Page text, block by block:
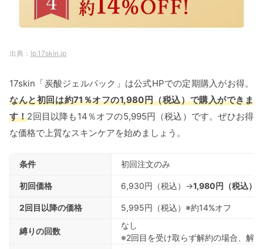
lp.17skin.jp
17skin「炭酸ジェルパック」は公式HPでの定期購入がお得。
なんと初回は約71％オフの1,980円（税込）で購入ができま
す！2回目以降も14％オフの5,995円（税込）です。ぜひお得
な価格で上質なスキンケアを始めましょう。
条件 初回注文のみ
初回価格 6,930円（税込）→1,980円（税込）
2回目以降の価格 5,995円（税込）※約14%オフ
縛りの回数
なし
※2回目を受け取らず解約の場合、解